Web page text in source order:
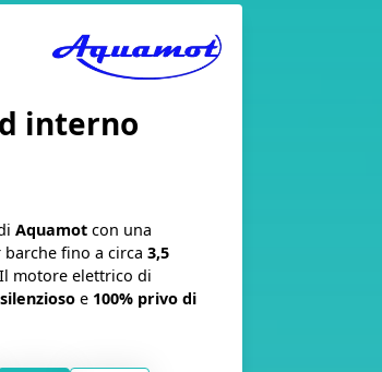
interno
Aquamotcon una
fino a circa 3,5
motore elettrico di
e 100% privo di